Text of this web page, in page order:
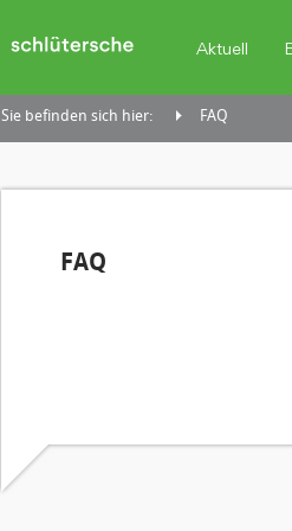
Aktuell
Sie befinden sich hier: FAQ
FAQ